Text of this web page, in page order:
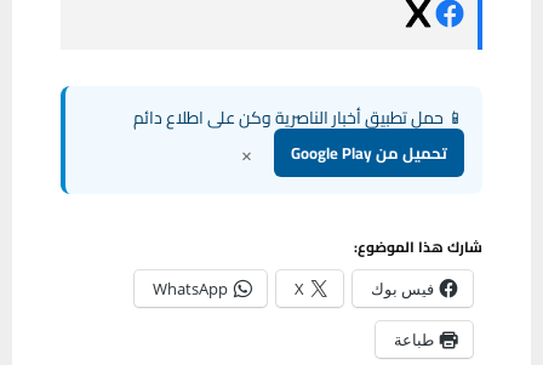
📱 حمل تطبيق أخبار الناصرية وكن على اطلاع دائم
تحميل من Google Play ×
شارك هذا الموضوع:
فيس بوك X
WhatsApp
طباعة